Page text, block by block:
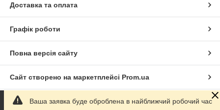
Доставка та оплата
Графік роботи
Повна версія сайту
Сайт створено на маркетплейсі Prom.ua
Політика конфіденційності
Ваша заявка буде оброблена в найближчий робочий час